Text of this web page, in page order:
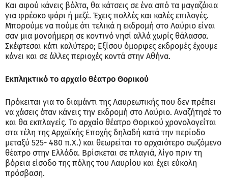
Και αφού κάνεις βόλτα, θα κάτσεις σε ένα από τα μαγαζάκια
για φρέσκο ψάρι ή μεζέ. Έχεις πολλές και καλές επιλογές.
Μπορούμε να πούμε ότι τελικά η εκδρομή στο Λαύριο είναι
σαν μια μονοήμερη σε κοντινό νησί αλλά χωρίς θάλασσα.
Σκέφτεσαι κάτι καλύτερο; Εξίσου όμορφες εκδρομές έχουμε
κάνει και σε άλλες περιοχές κοντά στην Αθήνα.
Εκπληκτικό το αρχαίο θέατρο Θορικού
Πρόκειται για το διαμάντι της Λαυρεωτικής που δεν πρέπει
να χάσεις όταν κάνεις την εκδρομή στο Λαύριο. Αναζήτησέ το
και θα εκπλαγείς. Το αρχαίο θέατρο Θορικού χρονολογείται
στα τέλη της Αρχαϊκής Εποχής δηλαδή κατά την περίοδο
μεταξύ 525- 480 π.Χ.) και θεωρείται το αρχαιότερο σωζόμενο
θέατρο στην Ελλάδα. Βρίσκεται σε πλαγιά, λίγο πριν τη
βόρεια είσοδο της πόλης του Λαυρίου και έχει εύκολη
πρόσβαση.